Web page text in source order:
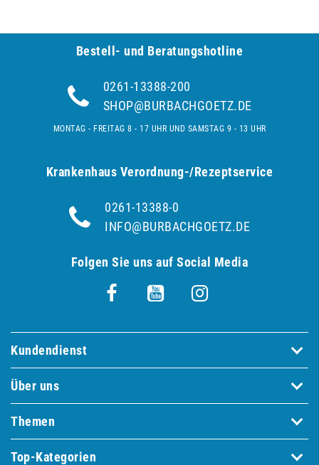
Bestell- und Be­ra­tungs­hot­line
0261-13388-200
SHOP@BURBACHGOETZ.DE
MONTAG - FREITAG 8 - 17 UHR UND SAMSTAG 9 - 13 UHR
Krankenhaus Verordnung-/Rezeptservice
0261-13388-0
INFO@BURBACHGOETZ.DE
Folgen Sie uns auf Social Media
Kundendienst
Über uns
Themen
Top-Kategorien